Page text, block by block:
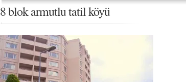
8 blok armutlu tatil köyü